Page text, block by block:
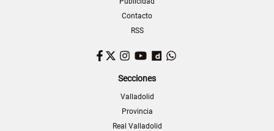
Contacto
RSS
Facebook
TwitterInstagram
YouTubeDailymotion
Secciones
Valladolid
Provincia
Real Valladolid